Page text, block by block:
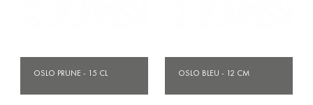
OSLO PRUNE - 15 CL OSLO BLEU - 12 CM